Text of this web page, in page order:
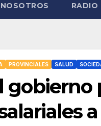
RADIO
PROVINCIALES SALUD